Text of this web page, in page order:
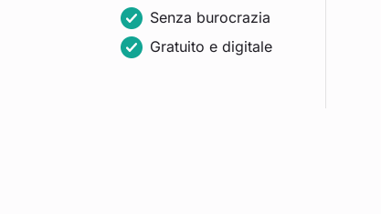
Senza burocrazia
Gratuito e digitale